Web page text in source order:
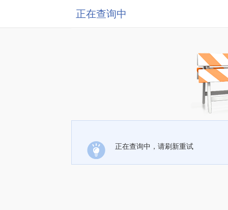
正在查询中
正在查询中，请刷新重试